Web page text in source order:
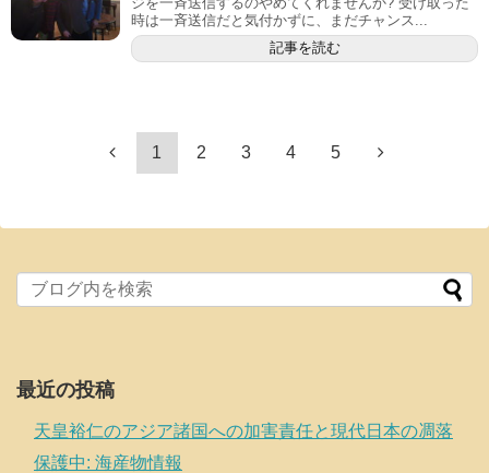
時は一斉送信だと気付かずに、まだチャンス...
記事を読む
1 2 3 4 5
最近の投稿
天皇裕仁のアジア諸国への加害責任と現代日本の凋落
保護中: 海産物情報